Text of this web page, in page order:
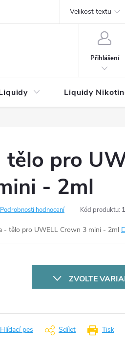
Reklamační řád
Velikost textu
Přihlášení
Liquidy
tělo pro
- 2ml
Podrobnosti hodnocení Kód produktu:
- tělo pro UWELL Crown 3 mini - 2ml
ZVOLTE
Tisk
Hlídací pes Sdílet